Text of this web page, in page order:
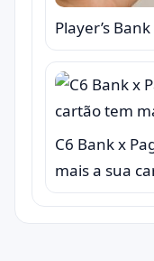
Player’s
C6 Bank x
mais a sua